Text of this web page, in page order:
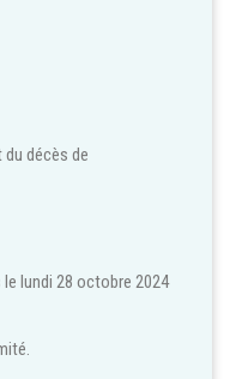
décès de
lundi 28 octobre 2024